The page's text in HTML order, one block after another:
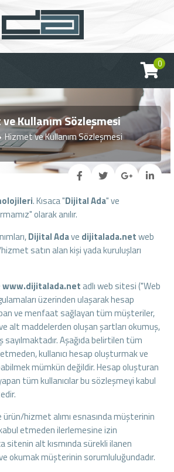
0
Kullanım Sözleşmesi
Hizmet ve Kullanım Sözleşmesi
. Kısaca "Dijital Ada" ve
olarak anılır.
Dijital Adave dijitalada.netweb
satın alan kişi yada kuruluşları
www.dijitalada.net adlı web sitesi ("Web
üzerinden ulaşarak hesap
ve menfaat sağlayan tüm müşteriler,
alt maddelerden oluşan şartları okumuş,
sayılmaktadır. Aşağıda belirtilen tüm
kullanıcı hesap oluşturmak ve
mümkün değildir. Hesap oluşturan
tüm kullanıcılar bu sözleşmeyi kabul
hizmet alımı esnasında müşterinin
etmeden ilerlemesine izin
sitenin alt kısmında sürekli ilanen
okumak müşterinin sorumluluğundadır.